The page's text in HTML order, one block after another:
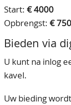
Start: € 4000
Opbrengst: €
Bieden via
U kunt na inlog
kavel.
Uw bieding